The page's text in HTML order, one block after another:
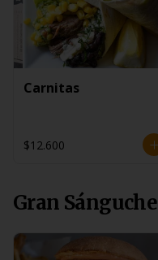
Carnitas
$12.600
Gran